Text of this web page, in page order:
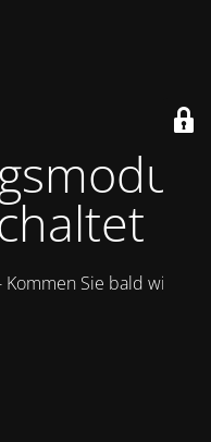
Sie bald wieder.